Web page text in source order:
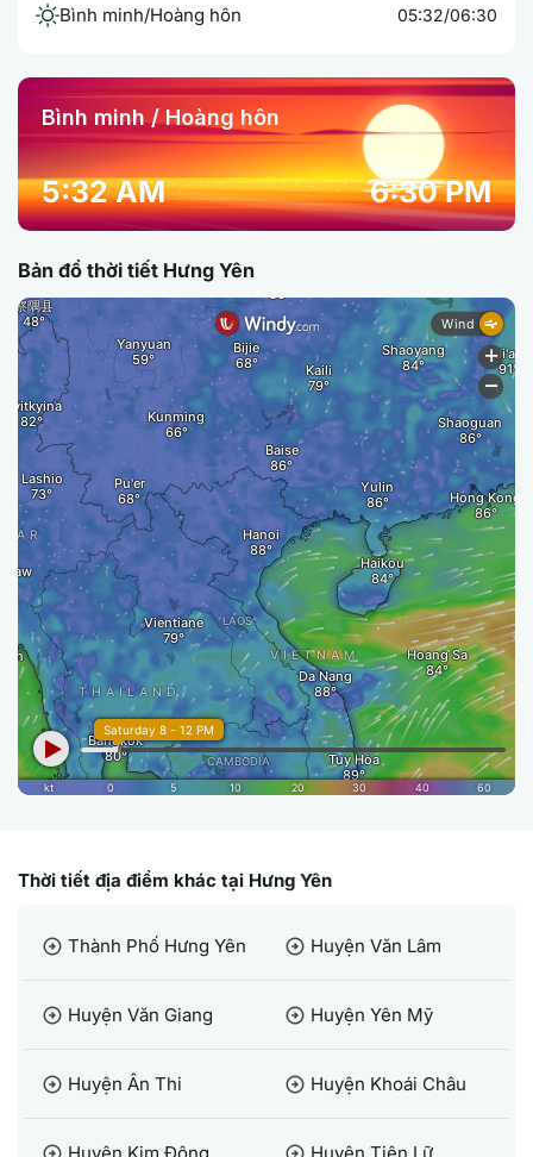
Bình minh/Hoàng hôn 05:32/06:30
Bình minh / Hoàng hôn
5:32 AM 6:30 PM
Bản đồ thời tiết Hưng Yên
Thời tiết địa điểm khác tại Hưng Yên
arrow_circle_right Thành Phố Hưng Yên arrow_circle_right Huyện Văn Lâm
arrow_circle_right Huyện Văn Giang arrow_circle_right Huyện Yên Mỹ
arrow_circle_right Huyện Ân Thi arrow_circle_right Huyện Khoái Châu
Huyện Kim Động Huyện Tiên Lữ